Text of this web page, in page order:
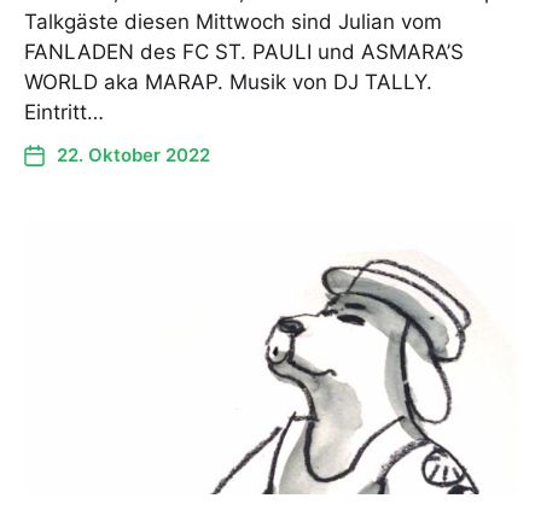
Talkgäste diesen Mittwoch sind Julian vom
FANLADEN des FC ST. PAULI und ASMARA’S
WORLD aka MARAP. Musik von DJ TALLY.
Eintritt…
22. Oktober 2022